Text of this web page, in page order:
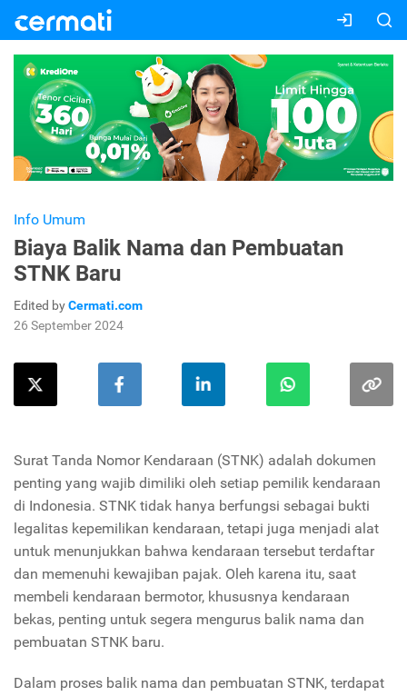
Info Umum
Biaya Balik Nama dan Pembuatan
STNK Baru
Edited byCermati.com
26 September 2024
Surat Tanda Nomor Kendaraan (STNK) adalah dokumen
penting yang wajib dimiliki oleh setiap pemilik kendaraan
di Indonesia. STNK tidak hanya berfungsi sebagai bukti
legalitas kepemilikan kendaraan, tetapi juga menjadi alat
untuk menunjukkan bahwa kendaraan tersebut terdaftar
dan memenuhi kewajiban pajak. Oleh karena itu, saat
membeli kendaraan bermotor, khususnya kendaraan
bekas, penting untuk segera mengurus balik nama dan
pembuatan STNK baru.
Dalam proses balik nama dan pembuatan STNK, terdapat